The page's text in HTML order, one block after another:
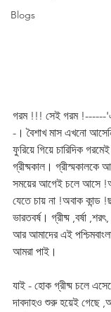
Blogs
গরম !!! সেই গরম !------
-। বৈশাখ মাস এখনো
ফুরিয়ে গিয়ে চারিদিক
গ্রীষ্মকাল। গ্রীস্মকালকে
সময়ের আগেই চলে আসে
যেতে চায় না !অবাক কান্ড
ভারতবর্ষ। গ্রীষ্ম ,বর্ষা
আর আমাদের এই
আমরা পাই।
যাই - হোক গ্রীষ্ম চলে
দাবদাহও শুরু হয়েই গেছে